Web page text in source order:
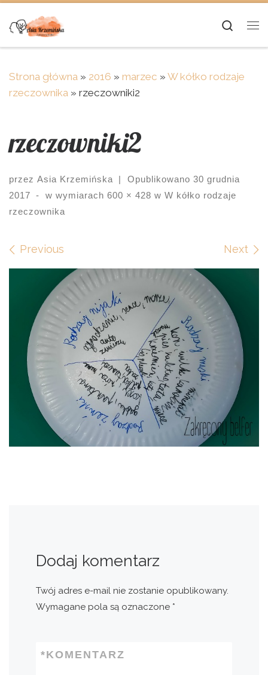
Skip to content
Strona główna » 2016 » marzec » W kółko rodzaje
rzeczownika » rzeczowniki2
rzeczowniki2
przez Asia Krzemińska | Opublikowano 30 grudnia
2017
- w wymiarach 600 × 428 w W kółko rodzaje
rzeczownika
Images navigation
Previous Next
Dodaj komentarz
Twój adres e-mail nie zostanie opublikowany.
Wymagane pola są oznaczone *
KOMENTARZ
*